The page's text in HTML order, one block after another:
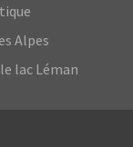
Alpes
lac Léman